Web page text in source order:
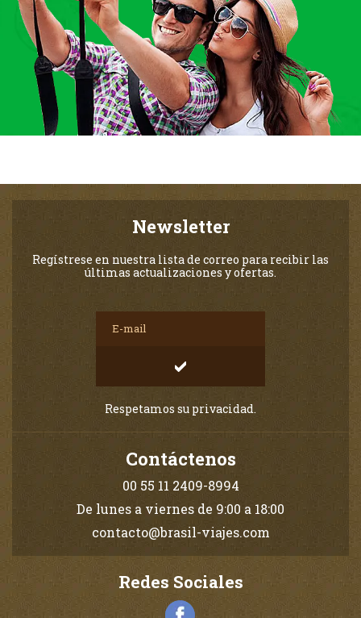
Newsletter
Regístrese en nuestra lista de correo para recibir las
últimas actualizaciones y ofertas.
Respetamos su privacidad.
Contáctenos
00 55 11 2409-8994
De lunes a viernes de 9:00 a 18:00
contacto@brasil-viajes.com
Redes Sociales